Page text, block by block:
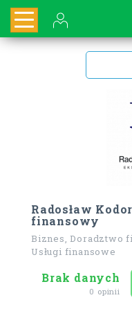
Radosław
finansowy
Biznes, Doradztwo
Usługi finansowe
Brak danych
0 opinii